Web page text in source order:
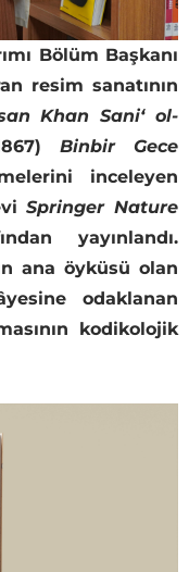
Bölüm Başkanı
resim sanatının
Khan Sani‘ ol-
Binbir Gece
inceleyen
Springer Nature
yayınlandı.
ana öyküsü olan
odaklanan
kodikolojik